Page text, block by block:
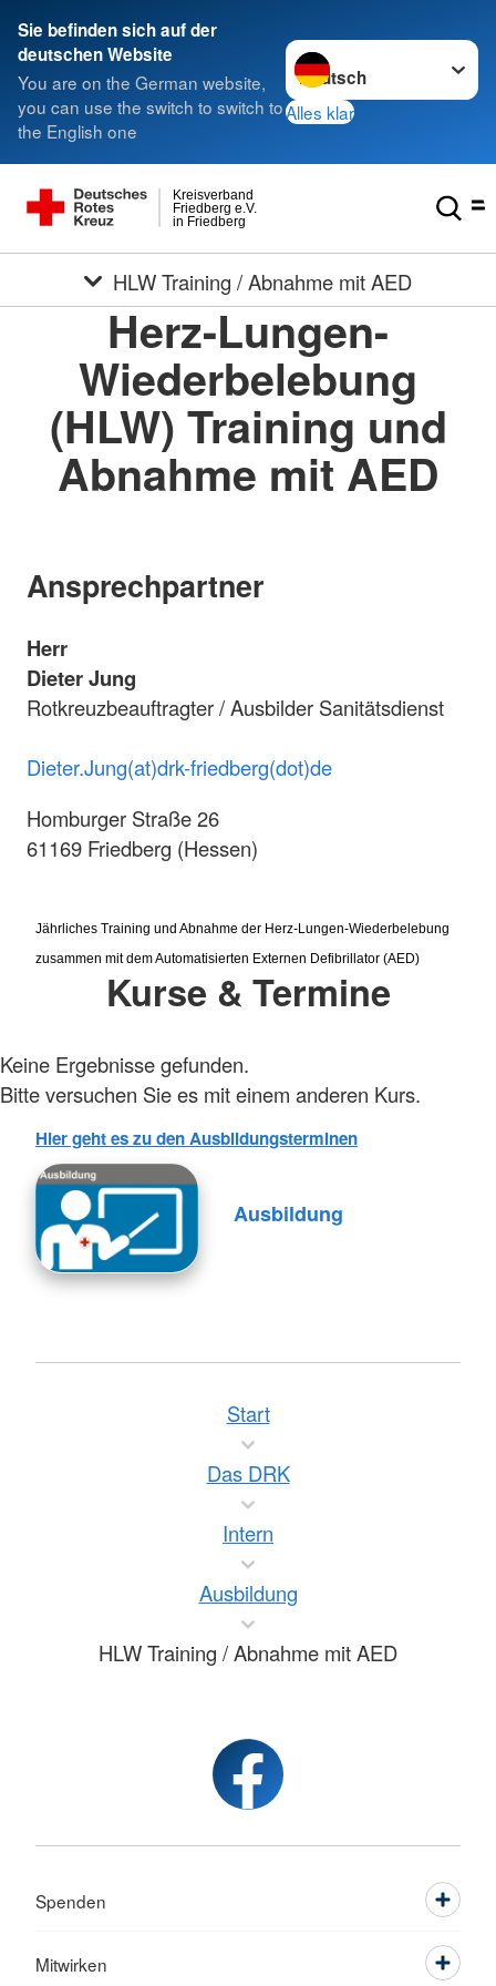
Sie befinden sich auf der
deutschen Website
You are on the German website,
you can use the switch to switch to
the English one
Sprache wechseln zu
Alles klar
in Friedberg
Friedberg e.V.
Kreisverband
HLW Training / Abnahme mit AED
Herz-Lungen-
Wiederbelebung
(HLW) Training und
Abnahme mit AED
Ansprechpartner
Herr
Dieter Jung
Rotkreuzbeauftragter / Ausbilder Sanitätsdienst
Dieter.Jung(at)drk-friedberg(dot)de
Homburger Straße 26
61169 Friedberg (Hessen)
Jährliches Training und Abnahme der Herz-Lungen-Wiederbelebung
zusammen mit dem Automatisierten Externen Defibrillator (AED)
Kurse & Termine
Keine Ergebnisse gefunden.
Bitte versuchen Sie es mit einem anderen Kurs.
Hier geht es zu den Ausbildungsterminen
Ausbildung
Start
Das DRK
Intern
Ausbildung
HLW Training / Abnahme mit AED
Spenden
Mitwirken